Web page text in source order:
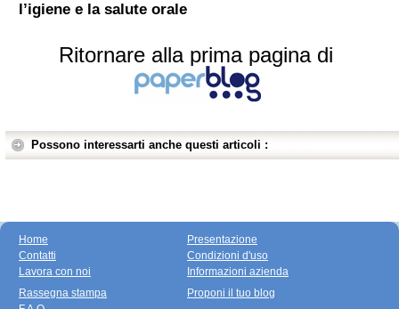
l’igiene e la salute orale
Ritornare alla prima pagina di
Possono interessarti anche questi articoli :
Home
Contatti
Lavora con noi
Presentazione
Condizioni d'uso
Informazioni azienda
Rassegna stampa
Proponi il tuo blog